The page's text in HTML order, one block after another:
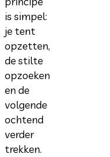
is simpel:
je tent
opzetten,
de stilte
opzoeken
en de
volgende
ochtend
verder
trekken.